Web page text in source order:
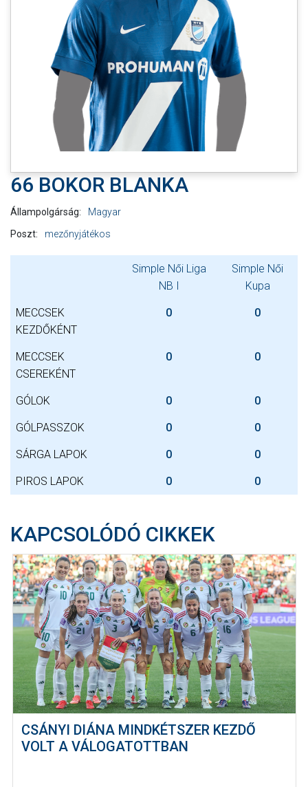
GALÉRIA
SZURKOLÓI ÉLMÉNYEK
SAJTÓ
66 BOKOR BLANKA
Állampolgárság:
Magyar
Poszt:
mezőnyjátékos
Simple Női Liga
NB I
Simple Női
Kupa
MECCSEK
KEZDŐKÉNT
0 0
MECCSEK
CSEREKÉNT
0 0
GÓLOK 0 0
GÓLPASSZOK 0 0
SÁRGA LAPOK 0 0
PIROS LAPOK 0 0
KAPCSOLÓDÓ CIKKEK
CSÁNYI DIÁNA MINDKÉTSZER KEZDŐ
VOLT A VÁLOGATOTTBAN